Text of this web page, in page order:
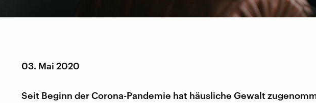
03. Mai 2020
Seit Beginn der Corona-Pandemie hat häusliche Gewalt